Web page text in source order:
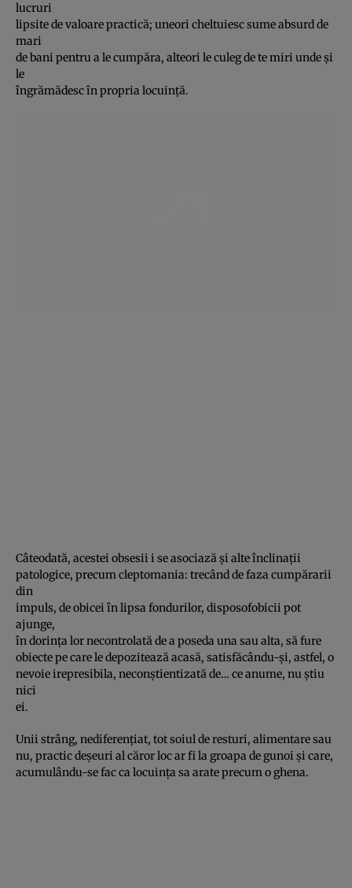
lucruri
lipsite de valoare practică; uneori cheltuiesc sume absurd de
mari
de bani pentru a le cumpăra, alteori le culeg de te miri unde şi
le
îngrămădesc în propria locuinţă.
Câteodată, acestei obsesii i se asociază şi alte înclinaţii
patologice, precum cleptomania: trecând de faza cumpărarii
din
impuls, de obicei în lipsa fondurilor, disposofobicii pot
ajunge,
în dorinţa lor necontrolată de a poseda una sau alta, să fure
obiecte pe care le depozitează acasă, satisfăcându-şi, astfel, o
nevoie irepresibila, neconştientizată de… ce anume, nu ştiu
nici
ei.
Unii strâng, nediferenţiat, tot soiul de resturi, alimentare sau
nu, practic deşeuri al căror loc ar fi la groapa de gunoi şi care,
acumulându-se fac ca locuinţa sa arate precum o ghena.